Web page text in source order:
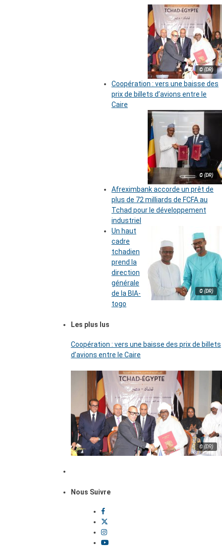
© (DR)
Coopération : vers une baisse des
prix de billets d’avions entre le
Caire
© (DR)
Afreximbank accorde un prêt de
plus de 72 milliards de FCFA au
Tchad pour le développement
industriel
© (DR)
Un haut
cadre
tchadien
prend la
direction
générale
de la BIA-
togo
Les plus lus
Coopération : vers une baisse des prix de billets
d’avions entre le Caire
© (DR)
Nous Suivre